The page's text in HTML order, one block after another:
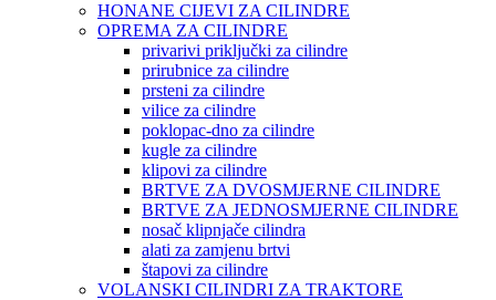
HONANE CIJEVI ZA CILINDRE
OPREMA ZA CILINDRE
privarivi priključki za cilindre
prirubnice za cilindre
prsteni za cilindre
vilice za cilindre
poklopac-dno za cilindre
kugle za cilindre
klipovi za cilindre
BRTVE ZA DVOSMJERNE CILINDRE
BRTVE ZA JEDNOSMJERNE CILINDRE
nosač klipnjače cilindra
alati za zamjenu brtvi
štapovi za cilindre
VOLANSKI CILINDRI ZA TRAKTORE